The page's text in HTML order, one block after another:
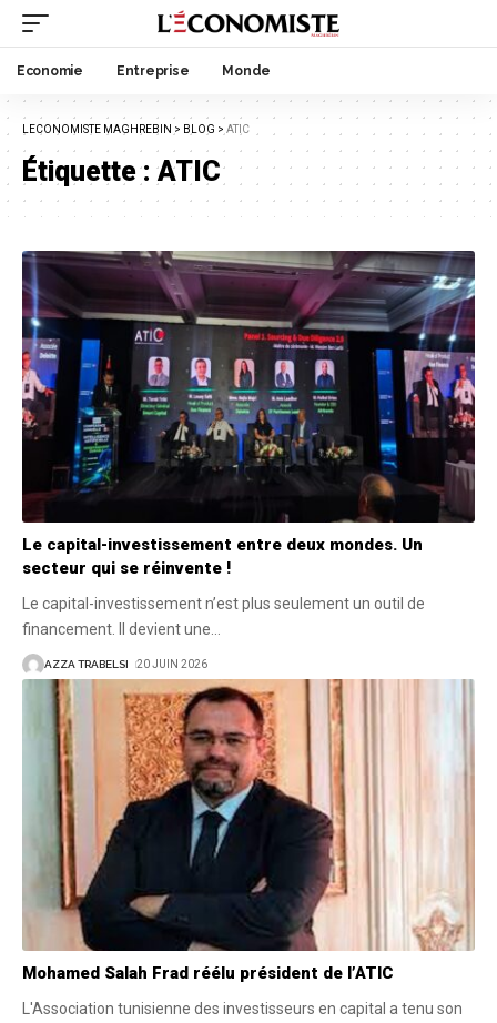
Economie Entreprise Monde
LECONOMISTE MAGHREBIN > BLOG > ATIC
Étiquette :ATIC
Le capital-investissement entre deux mondes. Un
secteur qui se réinvente !
Le capital-investissement n’est plus seulement un outil de
financement. Il devient une
AZZA TRABELSI 20 JUIN 2026
Mohamed Salah Frad réélu président de l’ATIC
L'Association tunisienne des investisseurs en capital a tenu son